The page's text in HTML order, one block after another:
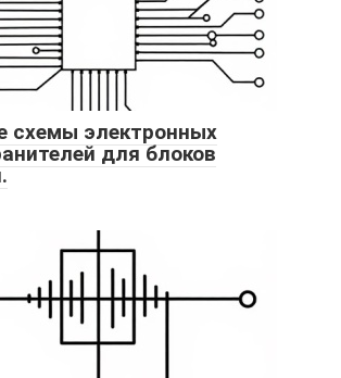
схемы электронных
для блоков